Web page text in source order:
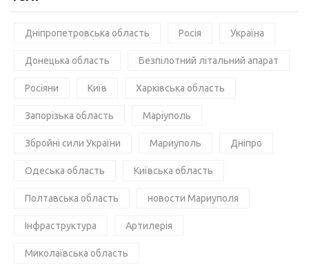
Дніпропетровська область Росія Україна
Донецька область Безпілотний літальний апарат
Росіяни Київ Харківська область
Запорізька область Маріуполь
Збройні сили України Мариуполь Дніпро
Одеська область Київська область
Полтавська область новости Мариуполя
Інфраструктура Артилерія
Миколаївська область